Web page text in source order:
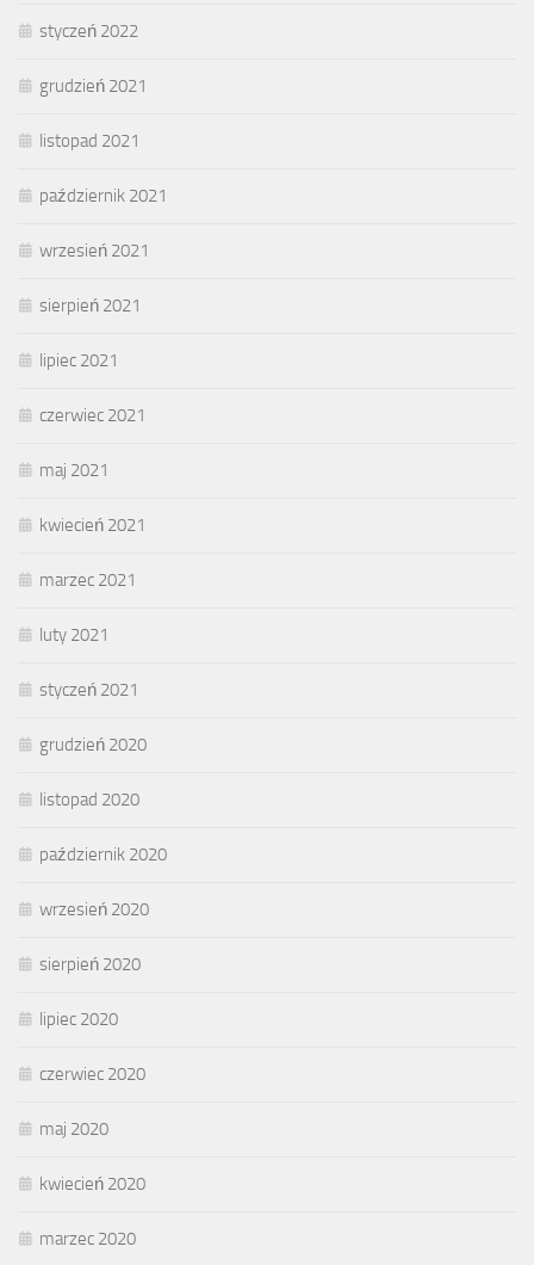
styczeń 2022
grudzień 2021
listopad 2021
październik 2021
wrzesień 2021
sierpień 2021
lipiec 2021
czerwiec 2021
maj 2021
kwiecień 2021
marzec 2021
luty 2021
styczeń 2021
grudzień 2020
listopad 2020
październik 2020
wrzesień 2020
sierpień 2020
lipiec 2020
czerwiec 2020
maj 2020
kwiecień 2020
marzec 2020